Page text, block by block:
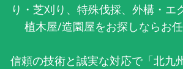
り・芝刈り、特殊伐採、外構・エ
植木屋/造園屋をお探しならお
信頼の技術と誠実な対応で「北九